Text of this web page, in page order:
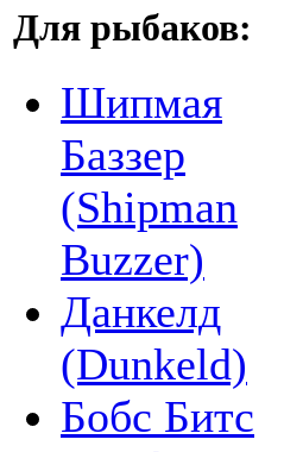
Для рыбаков:
Шипмая
Баззер
(Shipman
Buzzer)
Данкелд
(Dunkeld)
Бобс Битс